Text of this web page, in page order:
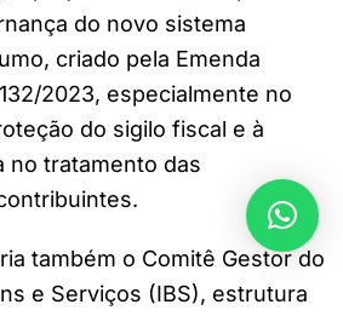
do novo sistema
criado pela Emenda
2023, especialmente no
do sigilo fiscal e à
no tratamento das
também o Comitê Gestor do
e Serviços (IBS), estrutura